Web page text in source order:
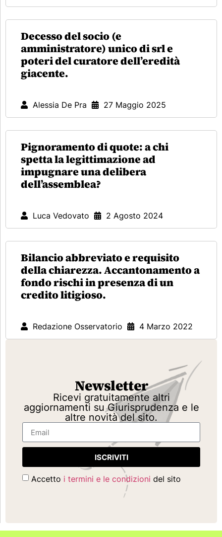
Decesso del socio (e
amministratore) unico di srl e
poteri del curatore dell’eredità
giacente.
Alessia De Pra 27 Maggio 2025
Pignoramento di quote: a chi
spetta la legittimazione ad
impugnare una delibera
dell’assemblea?
Luca Vedovato 2 Agosto 2024
Bilancio abbreviato e requisito
della chiarezza. Accantonamento a
fondo rischi in presenza di un
credito litigioso.
Redazione Osservatorio 4 Marzo 2022
Newsletter
Ricevi gratuitamente altri
aggiornamenti su Giurisprudenza e le
altre novità del sito.
Accetto i termini e le condizioni del sito
ISCRIVITI